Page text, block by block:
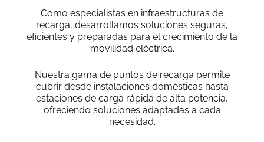
Como especialistas en infraestructuras de
recarga, desarrollamos soluciones seguras,
eficientes y preparadas para el crecimiento de la
movilidad eléctrica.
Nuestra gama de puntos de recarga permite
cubrir desde instalaciones domésticas hasta
estaciones de carga rápida de alta potencia,
ofreciendo soluciones adaptadas a cada
necesidad.